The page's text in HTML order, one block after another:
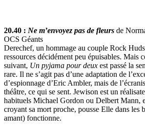
20.40 : Ne m’envoyez pas de fleurs de
OCS Géants
Derechef, un hommage au couple Rock
ressources décidément peu épuisables. Mais
suivant, Un pyjama pour deux est passé la
rare. Il ne s’agit pas d’une adaptation de
d’espionnage d’Eric Ambler, mais de
théâtre, ce qui se sent. Jewison est un
habituels Michael Gordon ou Delbert Mann,
croyant sa mort proche, pousse Elle dans les
amant) fonctionne.